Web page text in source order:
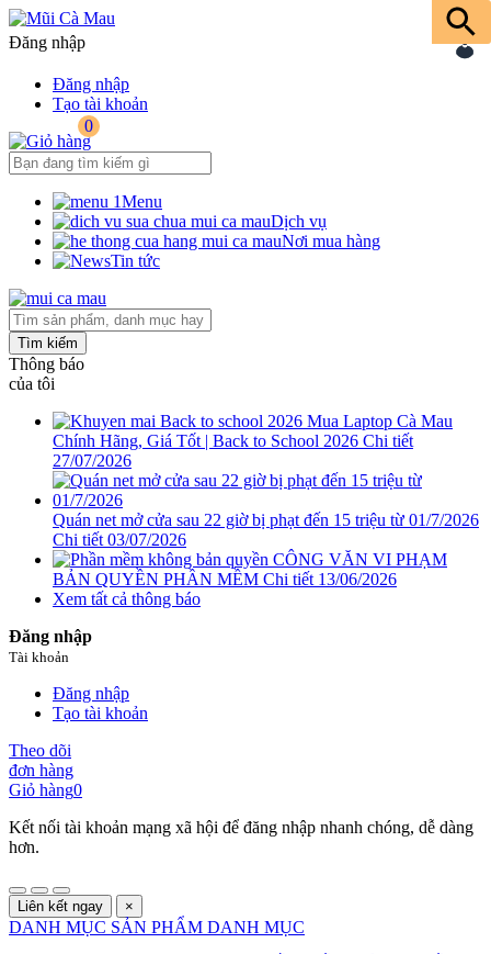
Đăng nhập
Đăng nhập
Tạo tài khoản
0
Menu
Dịch vụ
Nơi mua hàng
Tin tức
Tìm kiếm
Thông báo
của tôi
Mua Laptop Cà Mau
Chính Hãng, Giá Tốt | Back to School 2026 Chi tiết
27/07/2026
Quán net mở cửa sau 22 giờ bị phạt đến 15 triệu từ 01/7/2026
Chi tiết 03/07/2026
CÔNG VĂN VI PHẠM
BẢN QUYỀN PHẦN MỀM Chi tiết 13/06/2026
Xem tất cả thông báo
Đăng nhập
Tài khoản
Đăng nhập
Tạo tài khoản
Theo dõi
đơn hàng
Giỏ hàng0
Kết nối tài khoản mạng xã hội để đăng nhập nhanh chóng, dễ dàng
hơn.
Liên kết ngay ×
DANH MỤC SẢN PHẨM DANH MỤC